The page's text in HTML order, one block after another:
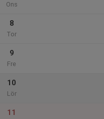
Ons
8
Tor
9
Fre
10
Lör
11